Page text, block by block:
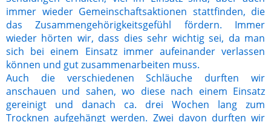
immer wieder Gemeinschaftsaktionen stattfinden, die
das Zusammengehörigkeitsgefühl fördern. Immer
wieder hörten wir, dass dies sehr wichtig sei, da man
sich bei einem Einsatz immer aufeinander verlassen
können und gut zusammenarbeiten muss.
Auch die verschiedenen Schläuche durften wir
anschauen und sahen, wo diese nach einem Einsatz
gereinigt und danach ca. drei Wochen lang zum
Trocknen aufgehängt werden. Zwei davon durften wir